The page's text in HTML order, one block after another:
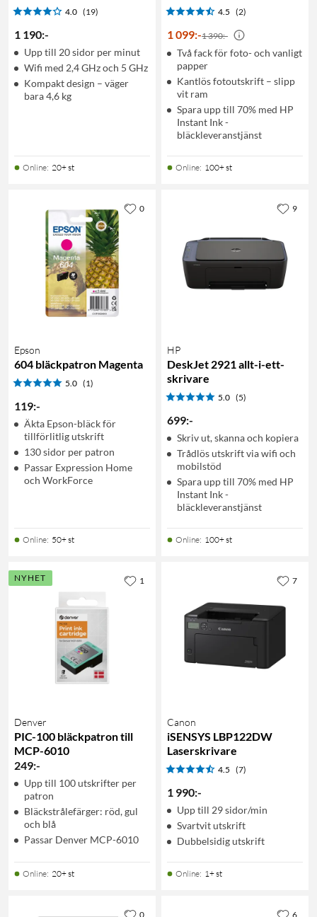
4.0 (19)
1 190:-
Upp till 20 sidor per minut
Wifi med 2,4 GHz och 5 GHz
Kompakt design – väger
bara 4,6 kg
Online: 20+ st
4.5 (2)
1 099:-1 390:-
Två fack för foto- och vanligt
papper
Kantlös fotoutskrift – slipp
vit ram
Spara upp till 70% med HP
Instant Ink -
bläckleveranstjänst
Online: 100+ st
Epson
604 bläckpatron Magenta
5.0 (1)
119:-
Äkta Epson-bläck för
tillförlitlig utskrift
130 sidor per patron
Passar Expression Home
och WorkForce
Online: 50+ st
0
HP
DeskJet 2921 allt-i-ett-
skrivare
5.0 (5)
699:-
Skriv ut, skanna och kopiera
Trådlös utskrift via wifi och
mobilstöd
Spara upp till 70% med HP
Instant Ink -
bläckleveranstjänst
Online: 100+ st
9
NYHET
Denver
PIC-100 bläckpatron till
MCP-6010
249:-
Upp till 100 utskrifter per
patron
Bläckstrålefärger: röd, gul
och blå
Passar Denver MCP-6010
Online: 20+ st
1
Canon
iSENSYS LBP122DW
Laserskrivare
4.5 (7)
1 990:-
Upp till 29 sidor/min
Svartvit utskrift
Dubbelsidig utskrift
Online: 1+ st
7
0 6